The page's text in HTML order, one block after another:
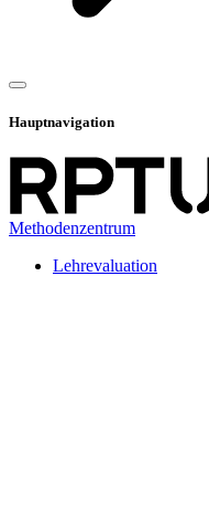
Hauptnavigation
Methodenzentrum
Lehrevaluation